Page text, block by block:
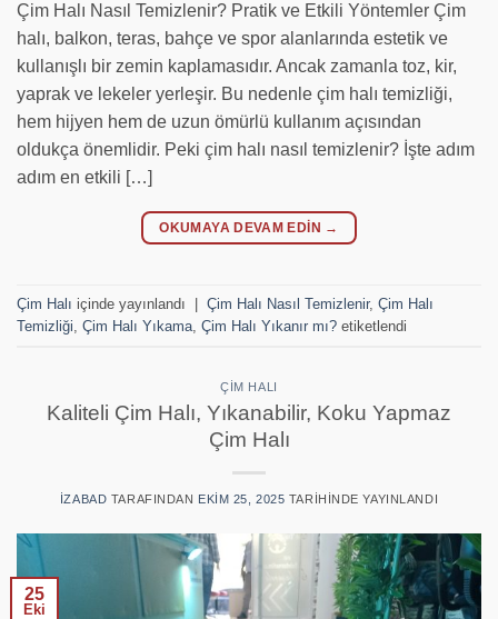
Çim Halı Nasıl Temizlenir? Pratik ve Etkili Yöntemler Çim
halı, balkon, teras, bahçe ve spor alanlarında estetik ve
kullanışlı bir zemin kaplamasıdır. Ancak zamanla toz, kir,
yaprak ve lekeler yerleşir. Bu nedenle çim halı temizliği,
hem hijyen hem de uzun ömürlü kullanım açısından
oldukça önemlidir. Peki çim halı nasıl temizlenir? İşte adım
adım en etkili […]
OKUMAYA DEVAM EDIN →
Çim Halı içinde yayınlandı | Çim Halı Nasıl Temizlenir, Çim Halı
Temizliği Çim Halı Yıkama Çim Halı Yıkanır mı? etiketlendi
ÇIM HALI
Kaliteli Çim Halı, Yıkanabilir, Koku Yapmaz
Çim Halı
IZABAD TARAFINDAN EKIM 25, 2025 TARIHINDE YAYINLANDI
25
Eki